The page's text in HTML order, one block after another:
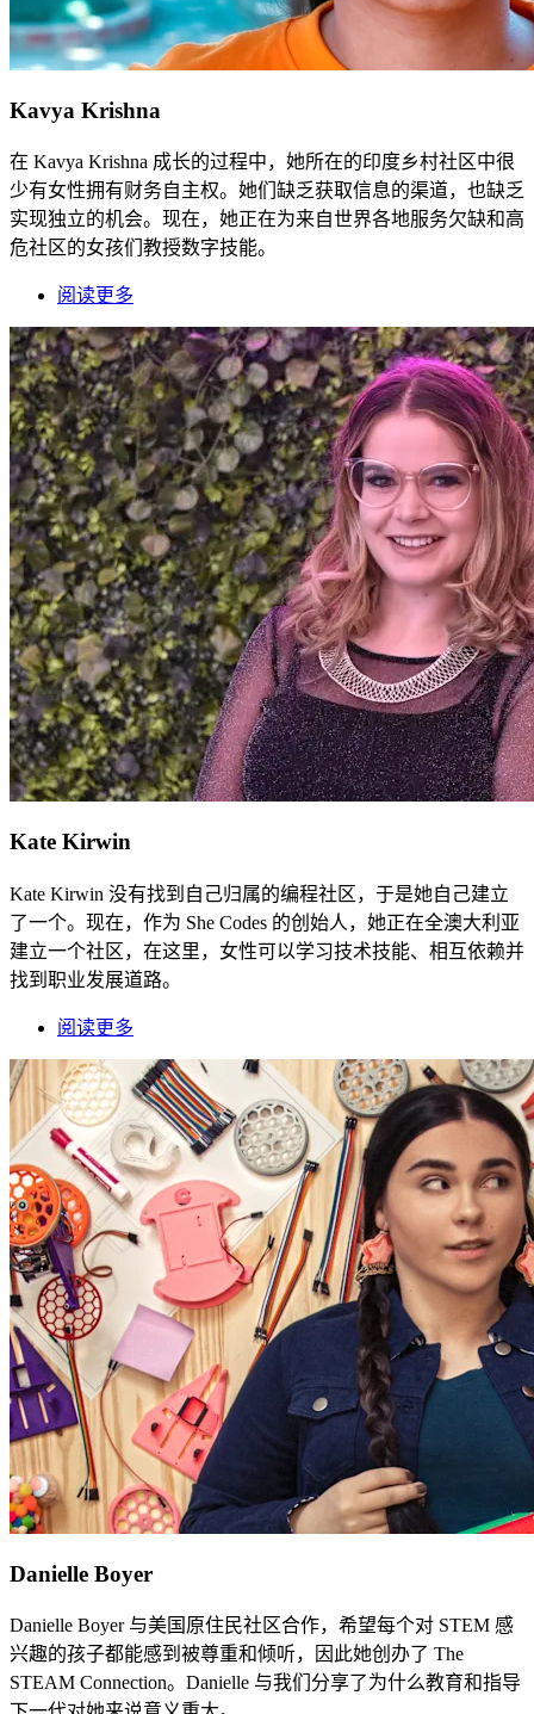
Kavya Krishna
在 Kavya Krishna 成长的过程中，她所在的印度乡村社区中很
少有女性拥有财务自主权。她们缺乏获取信息的渠道，也缺乏
实现独立的机会。现在，她正在为来自世界各地服务欠缺和高
危社区的女孩们教授数字技能。
阅读更多
Kate Kirwin
Kate Kirwin 没有找到自己归属的编程社区，于是她自己建立
了一个。现在，作为 She Codes 的创始人，她正在全澳大利亚
建立一个社区，在这里，女性可以学习技术技能、相互依赖并
找到职业发展道路。
阅读更多
Danielle Boyer
Danielle Boyer 与美国原住民社区合作，希望每个对 STEM 感
兴趣的孩子都能感到被尊重和倾听，因此她创办了 The
STEAM Connection。Danielle 与我们分享了为什么教育和指导